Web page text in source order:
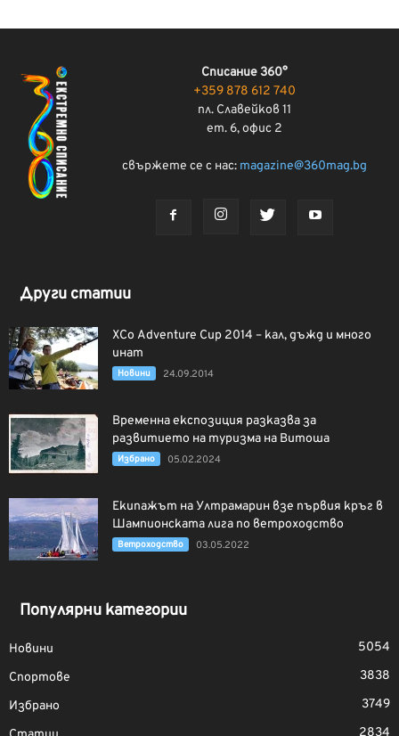
Списание 360°
+359 878 612 740
пл. Славейков 11
ет. 6, офис 2
свържете се с нас: magazine@360mag.bg
Други статии
XCo Adventure Cup 2014 – кал, дъжд и много
инат
Новини 24.09.2014
Временна експозиция разказва за
развитието на туризма на Витоша
Избрано 05.02.2024
Екипажът на Ултрамарин взе първия кръг в
Шампионската лига по ветроходство
Ветроходство 03.05.2022
Популярни категории
Новини
5054
Спортове
3838
Избрано
3749